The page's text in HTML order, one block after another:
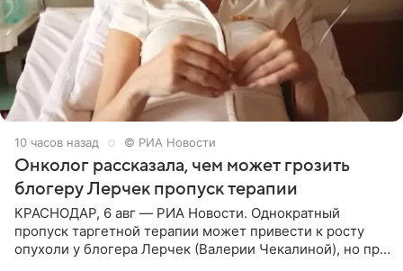
10 часов назад © РИА Новости
Онколог рассказала, чем может грозить
блогеру Лерчек пропуск терапии
КРАСНОДАР, 6 авг — РИА Новости. Однократный
пропуск таргетной терапии может привести к росту
опухоли у блогера Лерчек (Валерии Чекалиной), но при